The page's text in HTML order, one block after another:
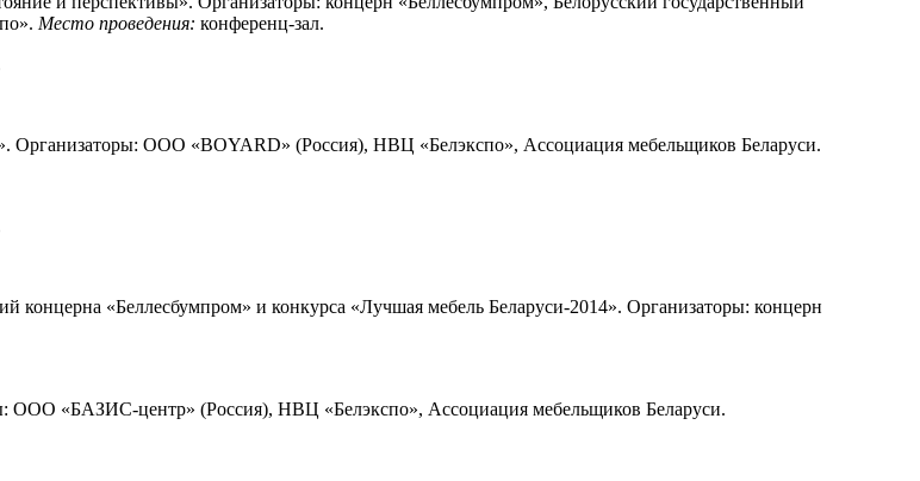
Место проведения: конференц-зал.
ООО «BOYARD» (Россия), НВЦ «Белэкспо», Ассоциация мебельщиков Беларуси.
«Беллесбумпром» и конкурса «Лучшая мебель Беларуси-2014». Организаторы: концерн
ООО «БАЗИС-центр» (Россия), НВЦ «Белэкспо», Ассоциация мебельщиков Беларуси.